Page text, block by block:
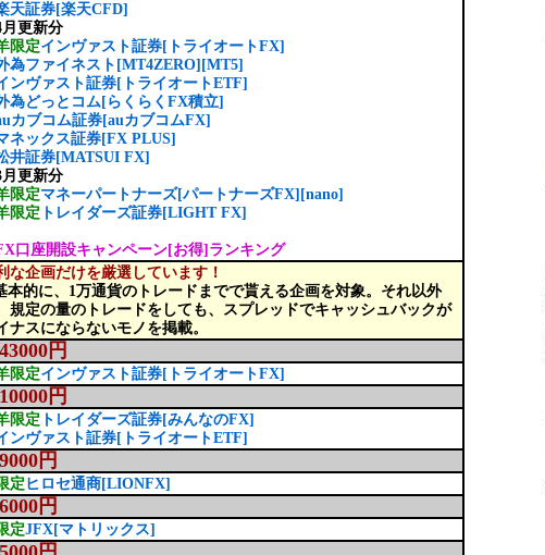
天証券[楽天CFD]
更新分
限定インヴァスト証券[トライオートFX]
為ファイネスト[MT4ZERO][MT5]
ンヴァスト証券[トライオートETF]
為どっとコム[らくらくFX積立]
カブコム証券[auカブコムFX]
ネックス証券[FX PLUS]
井証券[MATSUI FX]
更新分
限定マネーパートナーズ[パートナーズFX][nano]
限定 トレイダーズ証券[LIGHT FX]
口座開設キャンペーン[お得]ランキング
な企画だけを厳選しています！
本的に、1万通貨のトレードまでで貰える企画を対象。それ以外
規定の量のトレードをしても、スプレッドでキャッシュバックが
ナスにならないモノを掲載。
円
限定インヴァスト証券[トライオートFX]
円
限定 トレイダーズ証券[みんなのFX]
ンヴァスト証券[トライオートETF]
円
定 ヒロセ通商[LIONFX]
円
定JFX[マトリックス]